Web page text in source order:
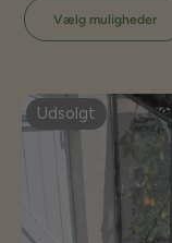
Vælg muligheder
Udsolgt